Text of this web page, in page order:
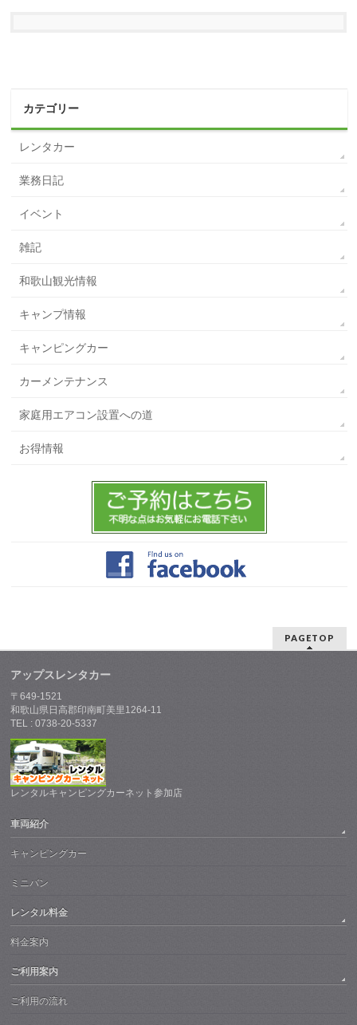
カテゴリー
レンタカー
業務日記
イベント
雑記
和歌山観光情報
キャンプ情報
キャンピングカー
カーメンテナンス
家庭用エアコン設置への道
お得情報
PAGETOP
アップスレンタカー
〒649-1521
和歌山県日高郡印南町美里1264-11
TEL : 0738-20-5337
レンタルキャンピングカーネット参加店
車両紹介
キャンピングカー
ミニバン
レンタル料金
料金案内
ご利用案内
ご利用の流れ